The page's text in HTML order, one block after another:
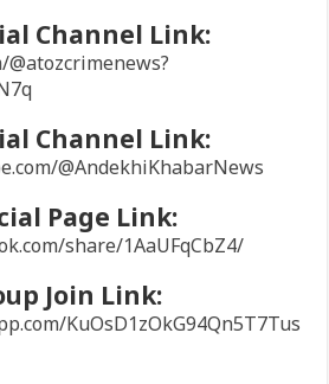
Channel Link:
Channel Link:
@AndekhiKhabarNews
Page Link:
share/1AaUFqCbZ4/
Join Link:
KuOsD1zOkG94Qn5T7Tus